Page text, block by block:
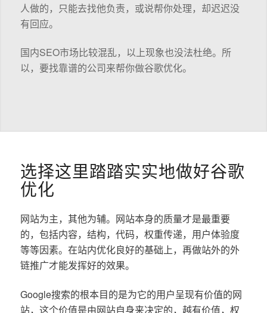
人做的，只能去找他负责，或说帮你处理，却迟迟没
有回应。
国内SEO市场比较混乱，以上现象也没法杜绝。所
以，要找靠谱的公司来帮你做谷歌优化。
选择这里踏踏实实地做好谷歌
优化
网站为主，其他为辅。网站本身的质量才是最重要
的，包括内容，结构，代码，权重传递，用户体验度
等等因素。在站内优化良好的基础上，再做站外的外
链推广才能发挥好的效果。
Google搜索的根本目的是为它的用户呈现有价值的网
站，这个价值是由网站自身来决定的，越有价值，权